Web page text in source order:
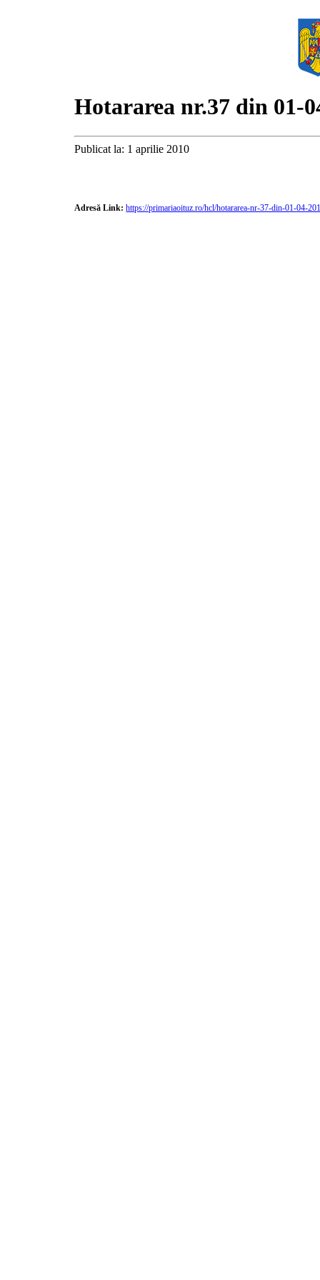
Hotararea nr.37 din 01-
Publicat la: 1 aprilie 2010
Adresă Link: https://primariaoituz.ro/hcl/hotararea-nr-37-din-01-04-